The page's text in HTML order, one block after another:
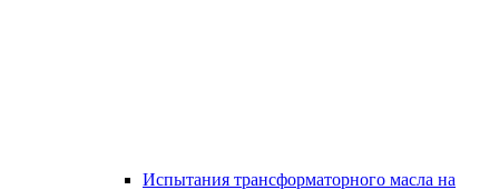
Испытания трансформаторного масла на